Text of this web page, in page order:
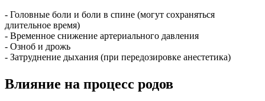
- Головные боли и боли в спине (могут сохраняться
длительное время)
- Временное снижение артериального давления
- Озноб и дрожь
- Затруднение дыхания (при передозировке анестетика)
Влияние на процесс родов